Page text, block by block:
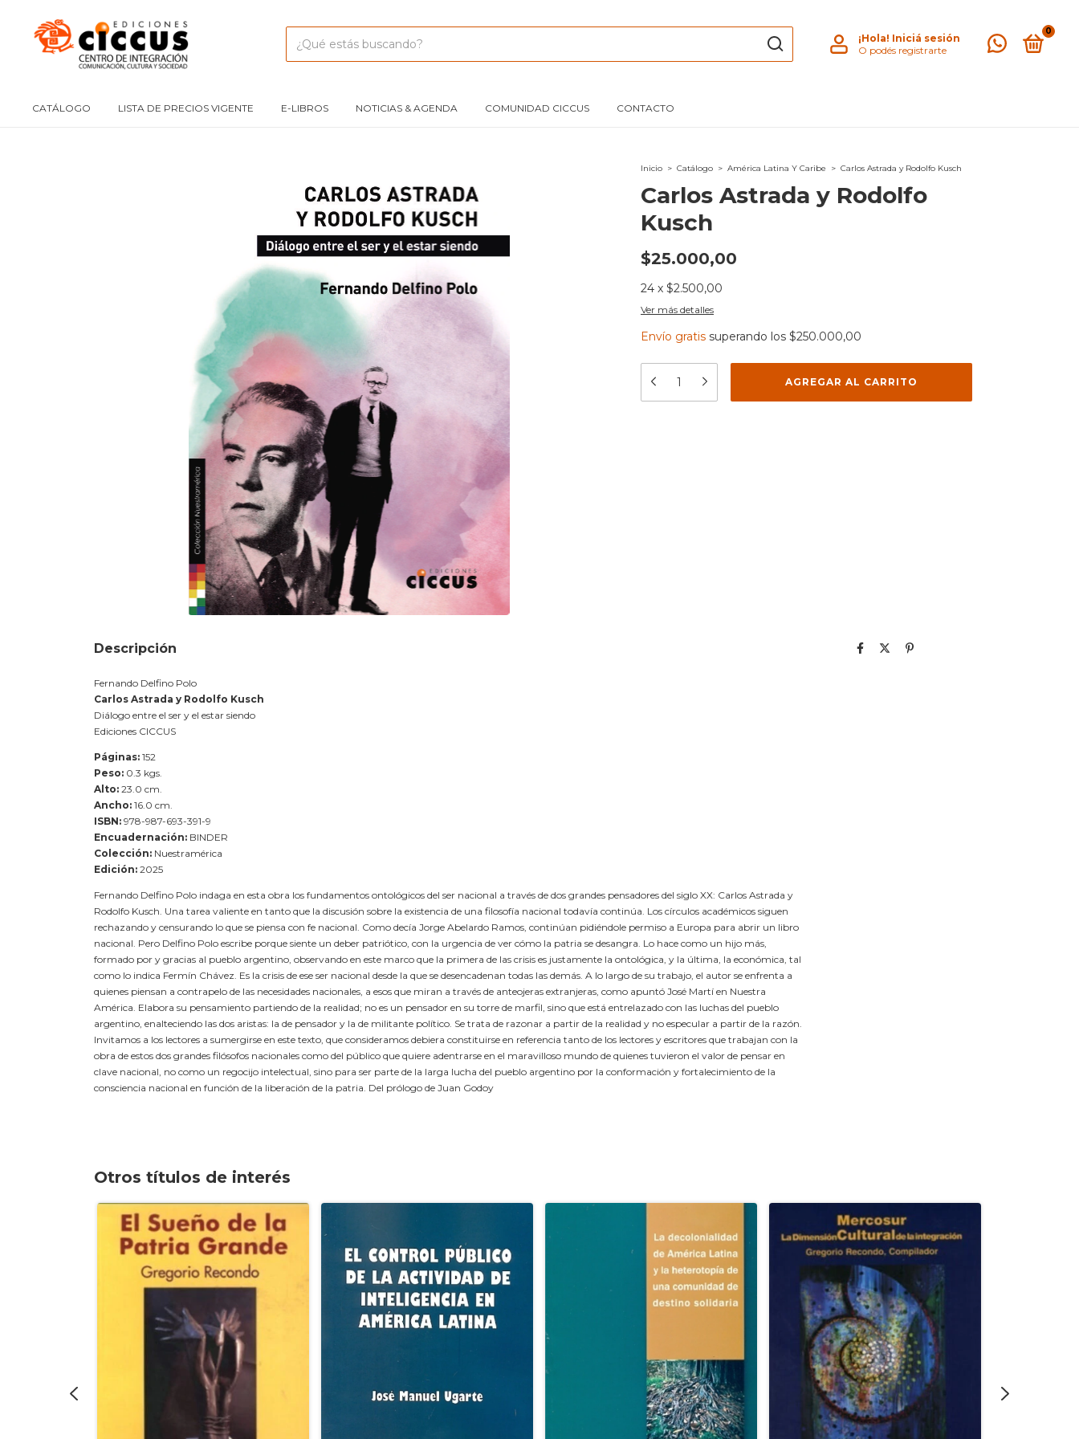
¡Hola! Iniciá sesión
O podés registrarte
0
CATÁLOGO LISTA DE PRECIOS VIGENTE E-LIBROS NOTICIAS & AGENDA COMUNIDAD CICCUS CONTACTO
Inicio > Catálogo > América Latina Y Caribe > Carlos Astrada y Rodolfo Kusch
Carlos Astrada y Rodolfo
Kusch
$25.000,00
24 x $2.500,00
Ver más detalles
Envío gratis superando los $250.000,00
Descripción
Fernando Delfino Polo
Carlos Astrada y Rodolfo Kusch
Diálogo entre el ser y el estar siendo
Ediciones CICCUS
Páginas: 152
Peso: 0.3 kgs.
Alto: 23.0 cm.
Ancho: 16.0 cm.
ISBN: 978-987-693-391-9
Encuadernación: BINDER
Colección: Nuestramérica
Edición: 2025
Fernando Delfino Polo indaga en esta obra los fundamentos ontológicos del ser nacional a través de dos grandes pensadores del siglo XX: Carlos Astrada y
Rodolfo Kusch. Una tarea valiente en tanto que la discusión sobre la existencia de una filosofía nacional todavía continúa. Los círculos académicos siguen
rechazando y censurando lo que se piensa con fe nacional. Como decía Jorge Abelardo Ramos, continúan pidiéndole permiso a Europa para abrir un libro
nacional. Pero Delfino Polo escribe porque siente un deber patriótico, con la urgencia de ver cómo la patria se desangra. Lo hace como un hijo más,
formado por y gracias al pueblo argentino, observando en este marco que la primera de las crisis es justamente la ontológica, y la última, la económica, tal
como lo indica Fermín Chávez. Es la crisis de ese ser nacional desde la que se desencadenan todas las demás. A lo largo de su trabajo, el autor se enfrenta a
quienes piensan a contrapelo de las necesidades nacionales, a esos que miran a través de anteojeras extranjeras, como apuntó José Martí en Nuestra
América. Elabora su pensamiento partiendo de la realidad; no es un pensador en su torre de marfil, sino que está entrelazado con las luchas del pueblo
argentino, enalteciendo las dos aristas: la de pensador y la de militante político. Se trata de razonar a partir de la realidad y no especular a partir de la razón.
Invitamos a los lectores a sumergirse en este texto, que consideramos debiera constituirse en referencia tanto de los lectores y escritores que trabajan con la
obra de estos dos grandes filósofos nacionales como del público que quiere adentrarse en el maravilloso mundo de quienes tuvieron el valor de pensar en
clave nacional, no como un regocijo intelectual, sino para ser parte de la larga lucha del pueblo argentino por la conformación y fortalecimiento de la
consciencia nacional en función de la liberación de la patria. Del prólogo de Juan Godoy
Otros títulos de interés